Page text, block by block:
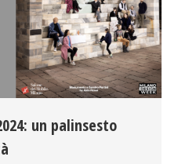
un palinsesto